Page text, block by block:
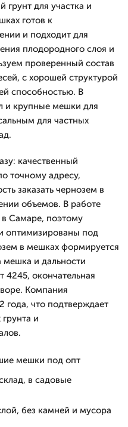
для участка и
готов к
и подходит для
плодородного слоя и
проверенный состав
с хорошей структурой
способностью. В
и крупные мешки для
для частных
качественный
точному адресу,
заказать чернозем в
объемов. В работе
в Самаре, поэтому
оптимизированы под
в мешках формируется
мешка и дальности
4245, окончательная
Компания
что подтверждает
и
мешки под опт
в садовые
без камней и мусора